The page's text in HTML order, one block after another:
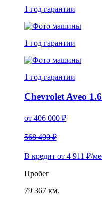
1 год гарантии
1 год гарантии
1 год гарантии
Chevrolet Aveo
от 406 000 ₽
568 400 ₽
В кредит от 4 911 ₽/
Пробег
79 367 км.